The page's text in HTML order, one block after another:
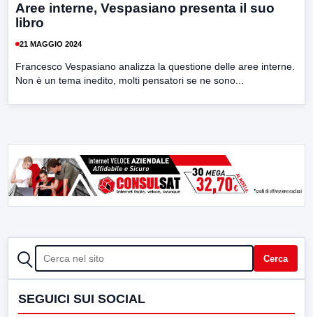
Aree interne, Vespasiano presenta il suo
libro
21 MAGGIO 2024
Francesco Vespasiano analizza la questione delle aree interne.
Non è un tema inedito, molti pensatori se ne sono...
CERCA Cerca
SEGUICI SUI SOCIAL